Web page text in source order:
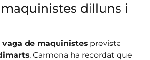
dilluns i
vaga de maquinistes prevista
, Carmona ha recordat que